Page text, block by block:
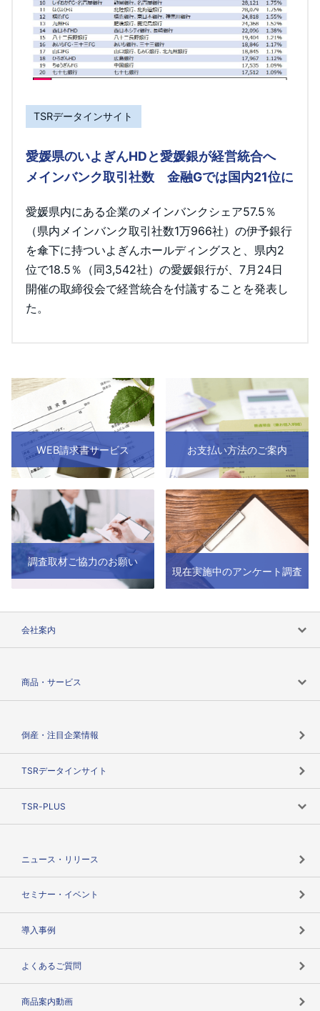
TSRデータインサイト
愛媛県のいよぎんHDと愛媛銀が経営統合へ
メインバンク取引社数 金融Gでは国内21位に
愛媛県内にある企業のメインバンクシェア57.5％
（県内メインバンク取引社数1万966社）の伊予銀行
を傘下に持ついよぎんホールディングスと、県内2
位で18.5％（同3,542社）の愛媛銀行が、7月24日
開催の取締役会で経営統合を付議することを発表し
た。
WEB請求書サービス お支払い方法のご案内
調査取材ご協力のお願い
現在実施中のアンケート調査
会社案内
商品・サービス
倒産・注目企業情報
TSRデータインサイト
TSR-PLUS
ニュース・リリース
セミナー・イベント
導入事例
よくあるご質問
商品案内動画